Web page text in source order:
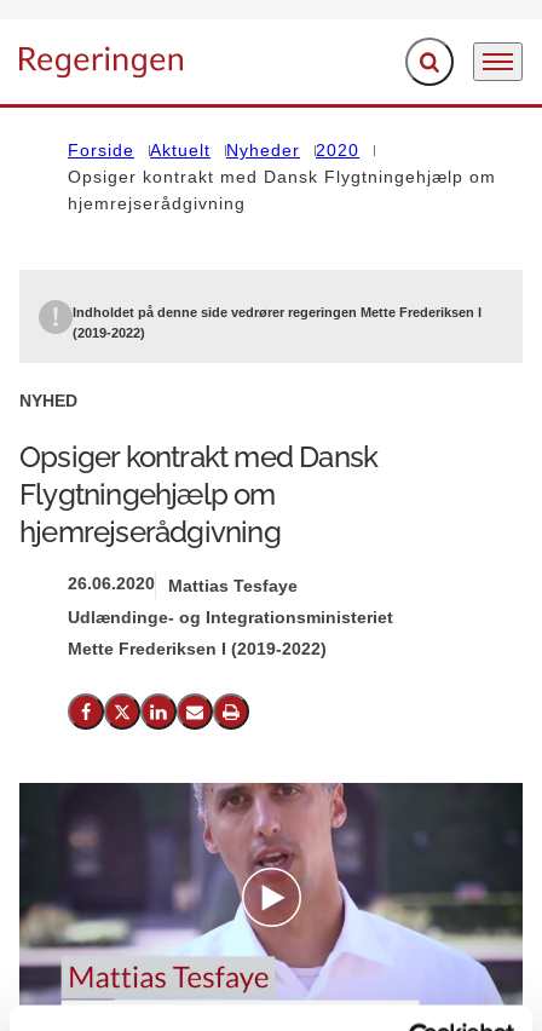
Gå til forsiden Fold søgefelt ud
Menu
Forside Aktuelt Nyheder
2020
Opsiger kontrakt med Dansk Flygtningehjælp om
hjemrejserådgivning
Indholdet på denne side vedrører regeringen Mette Frederiksen I
(2019-2022)
NYHED
Opsiger kontrakt med Dansk
Flygtningehjælp om
hjemrejserådgivning
26.06.2020
Mattias Tesfaye
Udlændinge- og Integrationsministeriet
Mette Frederiksen I (2019-2022)
Del på Facebook
Del på X (Twitter)
Del på LinkedIn
Send email
Print